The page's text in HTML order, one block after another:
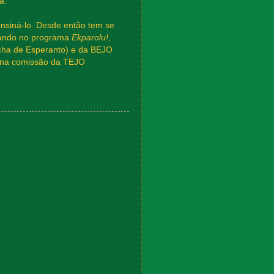
lo. Desde então tem se
no programa Ekparolu!,
de Esperanto) e da BEJO
comissão da TEJO